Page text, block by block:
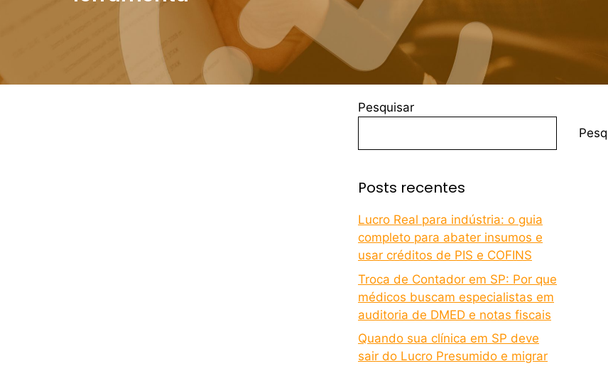
Pesquisar
Posts recentes
Lucro Real para indústria: o guia
completo para abater insumos e
usar créditos de PIS e COFINS
Troca de Contador em SP: Por que
médicos buscam especialistas em
auditoria de DMED e notas fiscais
Quando sua clínica em SP deve
sair do Lucro Presumido e migrar